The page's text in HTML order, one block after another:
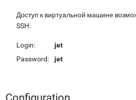
Доступ к виртуальной машине
SSH:
Login:
jet
Password:
jet
Configuration